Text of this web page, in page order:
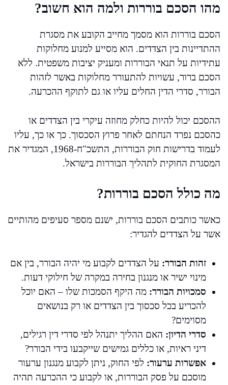
מהו הסכם בוררות ולמה הוא חשוב?
הסכם בוררות הוא מסמך מחייב הקובע את מסגרת
ההתדיינות בין הצדדים. הוא מסייע למנוע מחלוקות
עתידיות על תנאי הבוררות ומעניק יציבות משפטית. ללא
הסכם ברור, עשויות להתעורר מחלוקות באשר לזהות
הבורר, סדרי הדין החלים עליו או גם לתוקף ההכרעה.
ההסכם יכול להיות כחלק מחוזה עיקרי בין הצדדים או
כהסכם נפרד הנחתם לאחר פרוץ הסכסוך. כך או כך, עליו
לעמוד בדרישות חוק הבוררות, התשכ"ח-1968, המגדיר את
המסגרת החוקית לתהליך הבוררות בישראל.
מה כולל הסכם בוררות?
כאשר כותבים הסכם בוררות, ישנם מספר סעיפים מהותיים
אשר על הצדדים להגדיר:
זהות הבורר: על הצדדים לקבוע מי יהיה הבורר, בין אם
מינוי ישיר או מנגנון בחירה במקרה של חילוקי דעות.
סמכויות הבורר: מה היקף הסמכות שלו – האם יוכל
להכריע בכל סכסוך בין הצדדים או רק בנושאים
מסוימים?
סדרי הדיון: האם ההליך יתנהל לפי סדרי דין רגילים,
דיני ראיות, או כללים גמישים שייקבעו בידי הבורר?
אפשרות ערעור: לפי החוק, ניתן לקבוע מנגנון ערעור
מוסכם על פסק הבוררות, או לקבוע כי ההכרעה תהיה